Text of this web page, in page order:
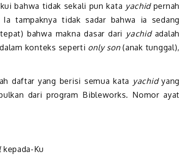
bahwa tidak sekali pun kata yachidpernah
tampaknya tidak sadar bahwa ia sedang
bahwa makna dasar dari yachidadalah
konteks seperti only son(anak tunggal),
daftar yang berisi semua kata yachidyang
dari program Bibleworks. Nomor ayat
kepada-Ku